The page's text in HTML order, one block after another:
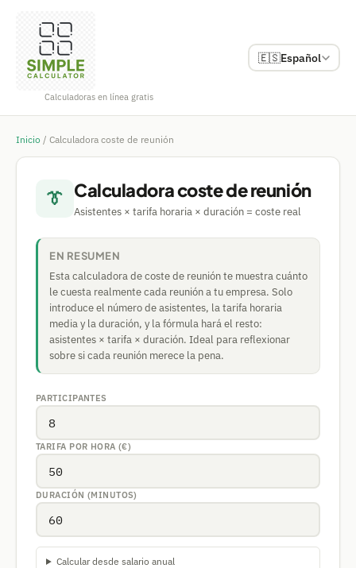
Calculadoras en línea gratis
🇪🇸Español
Inicio / Calculadora coste de reunión
👔 Calculadora coste de reunión
Asistentes × tarifa horaria × duración = coste real
EN RESUMEN
Esta calculadora de coste de reunión te muestra cuánto
le cuesta realmente cada reunión a tu empresa. Solo
introduce el número de asistentes, la tarifa horaria
media y la duración, y la fórmula hará el resto:
asistentes × tarifa × duración. Ideal para reflexionar
sobre si cada reunión merece la pena.
PARTICIPANTES
TARIFA POR HORA (€)
DURACIÓN (MINUTOS)
Calcular desde salario anual